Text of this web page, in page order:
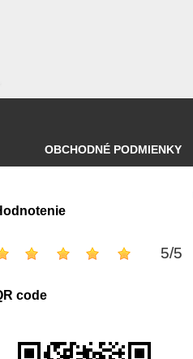
OBCHODNÉ PODMIENKY
5/5
code